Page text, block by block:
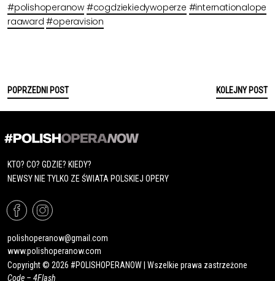
#polishoperanow #cogdziekiedywoperze #internationalope
raaward #operavision
POPRZEDNI POST KOLEJNY POST
KTO? CO? GDZIE? KIEDY?
NEWSY NIE TYLKO ZE ŚWIATA POLSKIEJ OPERY
polishoperanow@gmail.com
www.polishoperanow.com
Copyright © 2026 #POLISHOPERANOW | Wszelkie prawa zastrzeżone
Code – 4Flash